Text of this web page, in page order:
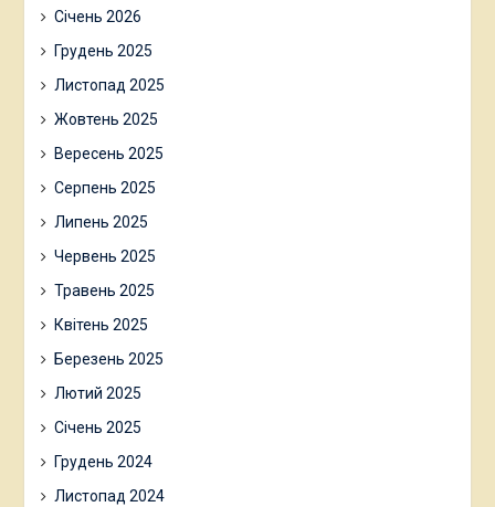
Січень 2026
Грудень 2025
Листопад 2025
Жовтень 2025
Вересень 2025
Серпень 2025
Липень 2025
Червень 2025
Травень 2025
Квітень 2025
Березень 2025
Лютий 2025
Січень 2025
Грудень 2024
Листопад 2024